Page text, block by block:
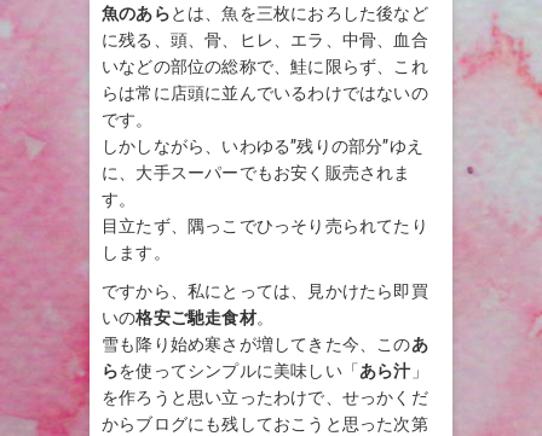
魚のあらとは、魚を三枚におろした後など
に残る、頭、骨、ヒレ、エラ、中骨、血合
いなどの部位の総称で、鮭に限らず、これ
らは常に店頭に並んでいるわけではないの
です。
しかしながら、いわゆる”残りの部分”ゆえ
に、大手スーパーでもお安く販売されま
す。
目立たず、隅っこでひっそり売られてたり
します。
ですから、私にとっては、見かけたら即買
いの格安ご馳走食材。
雪も降り始め寒さが増してきた今、このあ
らを使ってシンプルに美味しい「あら汁 」
を作ろうと思い立ったわけで、せっかくだ
からブログにも残しておこうと思った次第